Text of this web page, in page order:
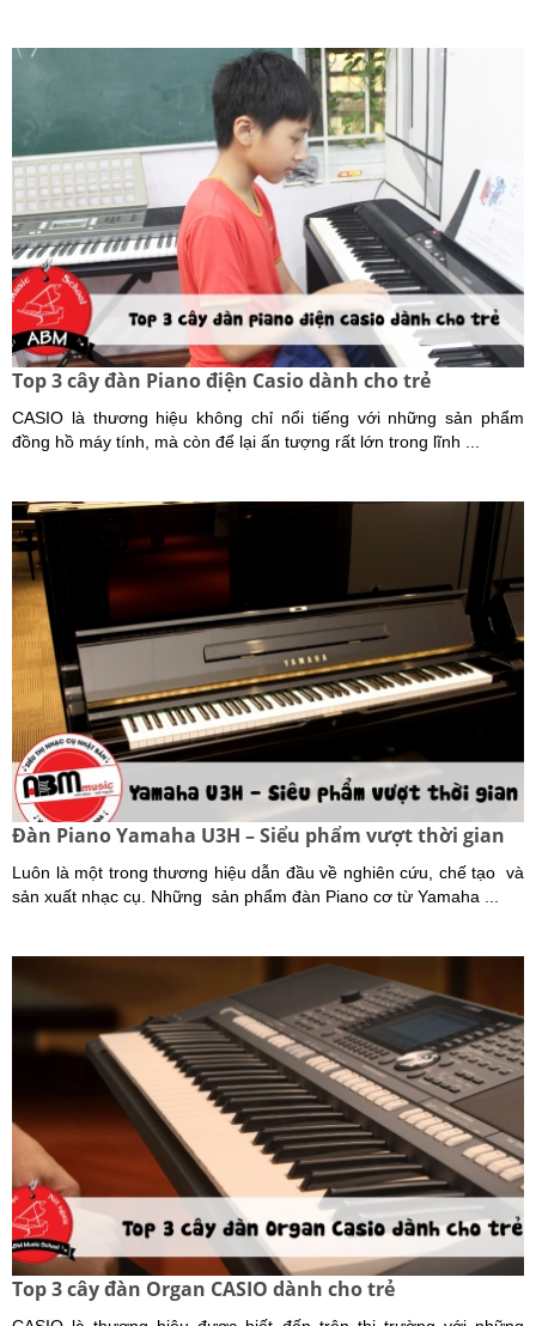
Top 3 cây đàn Piano điện Casio dành cho trẻ
CASIO là thương hiệu không chỉ nổi tiếng với những sản phẩm
đồng hồ máy tính, mà còn để lại ấn tượng rất lớn trong lĩnh ...
Đàn Piano Yamaha U3H – Siểu phẩm vượt thời gian
Luôn là một trong thương hiệu dẫn đầu về nghiên cứu, chế tạo và
sản xuất nhạc cụ. Những sản phẩm đàn Piano cơ từ Yamaha ...
Top 3 cây đàn Organ CASIO dành cho trẻ